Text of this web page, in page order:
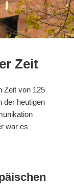
Zeit
Zeit von 125
der heutigen
war es